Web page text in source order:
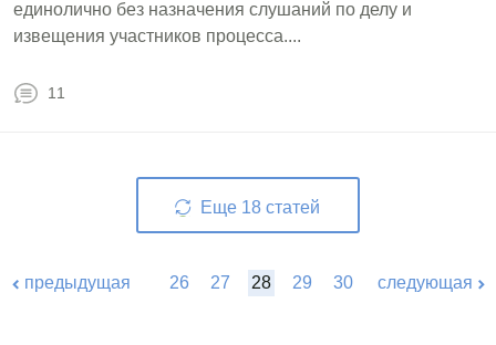
единолично без назначения слушаний по делу и
извещения участников процесса....
11
Еще 18 статей
предыдущая 26 27 28 29 30 следующая